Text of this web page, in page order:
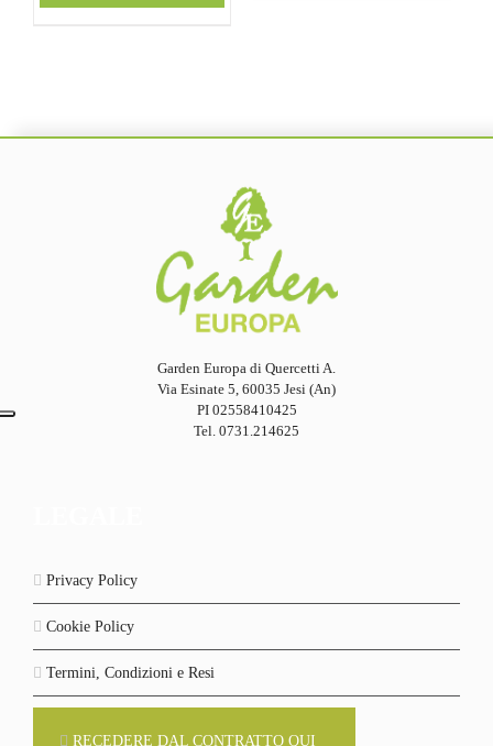
Garden Europa di Quercetti A.
Via Esinate 5, 60035 Jesi (An)
PI 02558410425
Tel. 0731.214625
Privacy Policy
Cookie Policy
Termini, Condizioni e Resi
RECEDERE DAL CONTRATTO QUI